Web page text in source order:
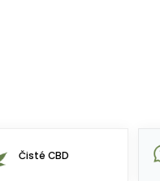
Čisté CBD